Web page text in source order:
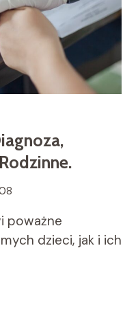
poważne
dzieci, jak i ich